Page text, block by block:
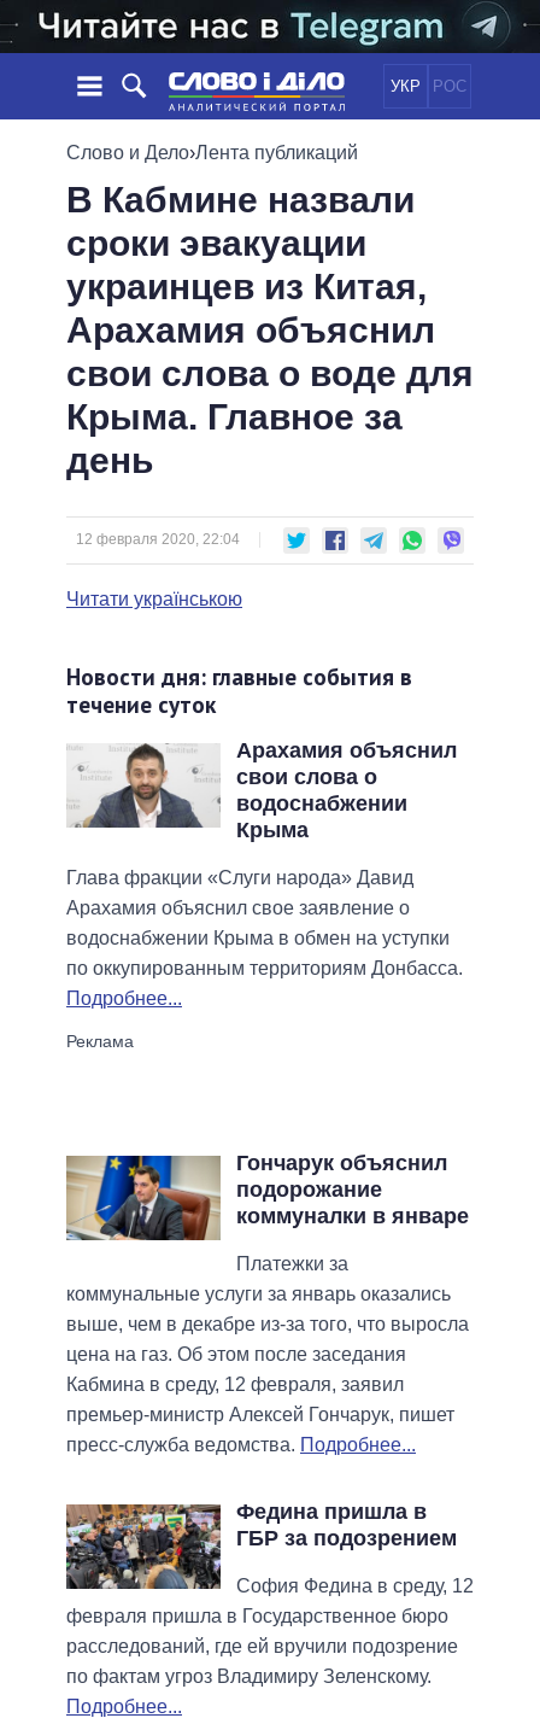
УКР РОС
НОВОСТИ
ЛЕНТА
СОБЫТИЯ
СТАТЬИ
МНЕНИЯ
ОБЗОРЫ
ДАЙДЖЕСТЫ
ПОЛИТИКА
ЭКОНОМИКА
ОБЩЕСТВО
МИР
ОБЕЩАНИЯ
ПОЛИТИКИ
ВСЕ ПОЛИТИКИ
ПРЕЗИДЕНТ И ОФИС
ВЕРХОВНАЯ РАДА
КАБИНЕТ МИНИСТРОВ
ГЛАВЫ ОБЛАДМИНИСТРАЦИЙ
ВСЕ ПЕРСОНЫ
ИНФОГРАФИКА
ВИДЕО
ПОДДЕРЖАТЬ
Слово и Дело›Лента публикаций
В Кабмине назвали
сроки эвакуации
украинцев из Китая,
Арахамия объяснил
свои слова о воде для
Крыма. Главное за
день
12 февраля 2020, 22:04
Читати українською
Новости дня: главные события в
течение суток
Арахамия объяснил
свои слова о
водоснабжении
Крыма
Глава фракции «Слуги народа» Давид
Арахамия объяснил свое заявление о
водоснабжении Крыма в обмен на уступки
по оккупированным территориям Донбасса.
Подробнее...
Гончарук объяснил
подорожание
коммуналки в январе
Платежки за
коммунальные услуги за январь оказались
выше, чем в декабре из-за того, что выросла
цена на газ. Об этом после заседания
Кабмина в среду, 12 февраля, заявил
премьер-министр Алексей Гончарук, пишет
пресс-служба ведомства. Подробнее...
Федина пришла в
ГБР за подозрением
София Федина в среду, 12
февраля пришла в Государственное бюро
расследований, где ей вручили подозрение
по фактам угроз Владимиру Зеленскому.
Подробнее...